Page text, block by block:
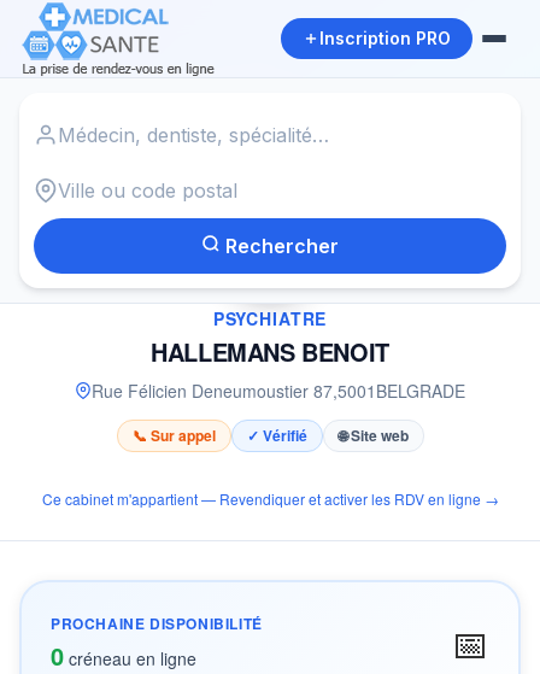
Inscription PRO
Rechercher
✓
PSYCHIATRE
HALLEMANS BENOIT
Rue Félicien Deneumoustier 87,5001 BELGRADE
📞 Sur appel ✓ Vérifié 🌐 Site web
Ce cabinet m'appartient — Revendiquer et activer les RDV en ligne →
PROCHAINE DISPONIBILITÉ
0 créneau en ligne 📅